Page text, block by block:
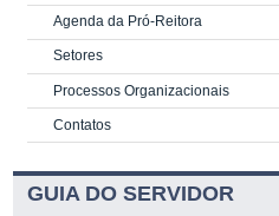
Agenda da Pró-Reitora
Setores
Processos Organizacionais
Contatos
GUIA DO SERVIDOR